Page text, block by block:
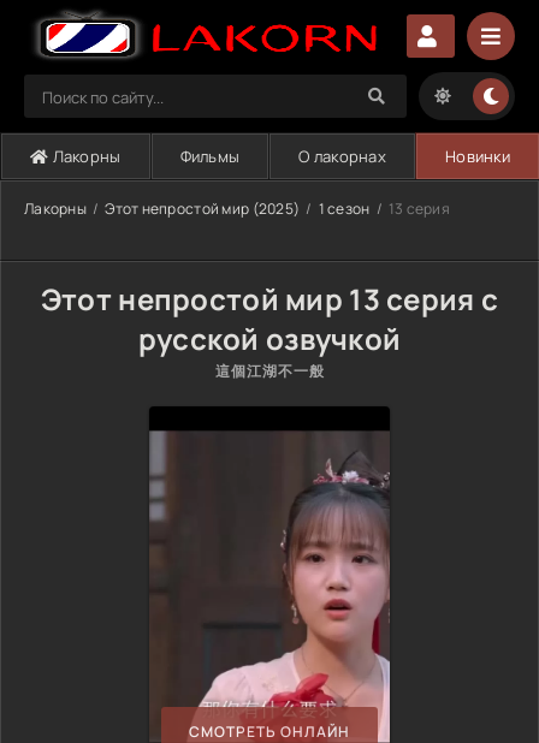
Лакорны Фильмы О лакорнах Новинки
Лакорны Этот непростой мир (2025) 1 сезон 13 серия
Этот непростой мир 13 серия с
русской озвучкой
這個江湖不一般
СМОТРЕТЬ ОНЛАЙН